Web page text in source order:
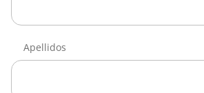
Apellidos